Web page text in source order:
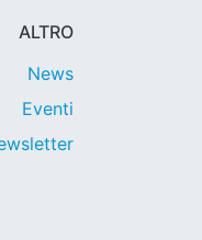
ALTRO
News
Eventi